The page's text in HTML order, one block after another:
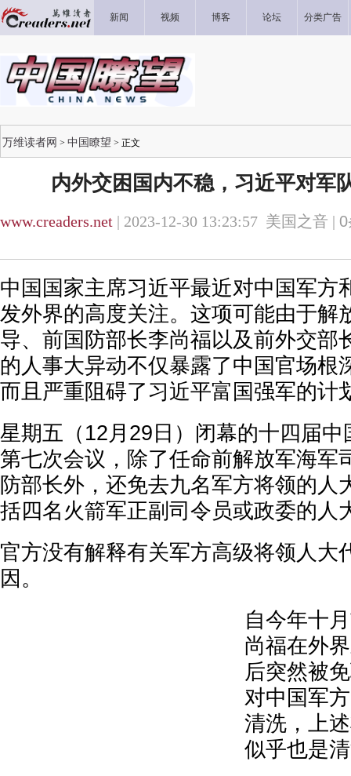
新闻 视频 博客 论坛 分类广告
万维读者网 > 中国瞭望 > 正文
内外交困国内不稳，习近平对军
www.creaders.net | 2023-12-30 13:23:57 美国之音 | 0
中国国家主席习近平最近对中国军方
发外界的高度关注。这项可能由于解
导、前国防部长李尚福以及前外交部
的人事大异动不仅暴露了中国官场根
而且严重阻碍了习近平富国强军的计
星期五（12月29日）闭幕的十四届
第七次会议，除了任命前解放军海军
防部长外，还免去九名军方将领的人
括四名火箭军正副司令员或政委的人
官方没有解释有关军方高级将领人大
因。
自今年十
尚福在外
后突然被
对中国军
清洗，上
似乎也是